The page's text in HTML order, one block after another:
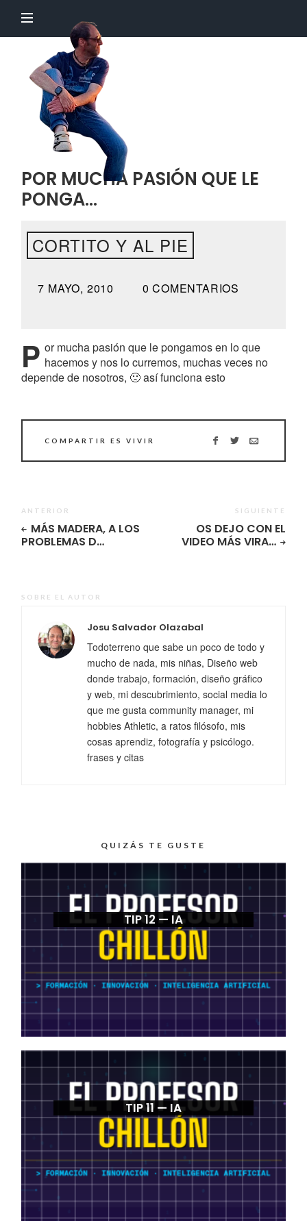
Profesor
POR MUCHA PASIÓN QUE LE
PONGA…
CORTITO Y AL PIE
7 MAYO, 2010 0 COMENTARIOS
P or mucha pasión que le pongamos en lo que
hacemos y nos lo curremos, muchas veces no
depende de nosotros, 🙁 así funciona esto
COMPARTIR ES VIVIR
ANTERIOR
MÁS MADERA, A LOS
PROBLEMAS D…
SIGUIENTE
OS DEJO CON EL
VIDEO MÁS VIRA…
SOBRE EL AUTOR
Josu Salvador Olazabal
Todoterreno que sabe un poco de todo y
mucho de nada, mis niñas, Diseño web
donde trabajo, formación, diseño gráfico
y web, mi descubrimiento, social media lo
que me gusta community manager, mi
hobbies Athletic, a ratos filósofo, mis
cosas aprendiz, fotografía y psicólogo.
frases y citas
QUIZÁS TE GUSTE
TIP 12 — IA
TIP 11 — IA